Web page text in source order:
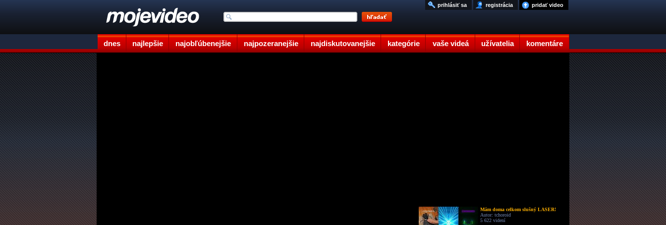
dnes najlepšie najobľúbenejšie najpozeranejšie najdiskutovanejšie kategórie vaše videá užívatelia komentáre
pridať video
registrácia
prihlásiť sa
Mám doma celkom slušný LASER!
Autor: tchoroid
5 622 videní